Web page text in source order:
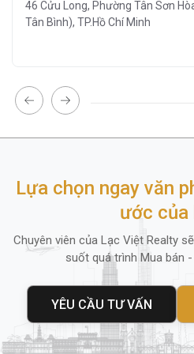
Đón tiếp chu đáo
nghiệp.
trong tình trạng tốt nhất.
Ngoài ra, trong bán
nhà còn có rất nhiều
cửa hàng tiện lợi, nhà
dục, mang lại sự tiệnlợi
giữa doanh nghiệp và
4. Diện tích thuê
Cao ốc59 Lam Sơn
46 Cửu Long, Phường Tân Sơn
Tân Bình), TP.Hồ Chí Minh
Lựa chọn ngay văn
ước của
Chuyên viên của Lạc Việt Realty
suốt quá trình Mua bán
YÊU CẦU TƯ VẤN